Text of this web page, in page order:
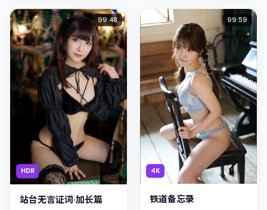
纹理紧密结合，...
次丰富，值...
HDR
99:48
站台无言证词·加长篇
4K
99:59
铁道备忘录